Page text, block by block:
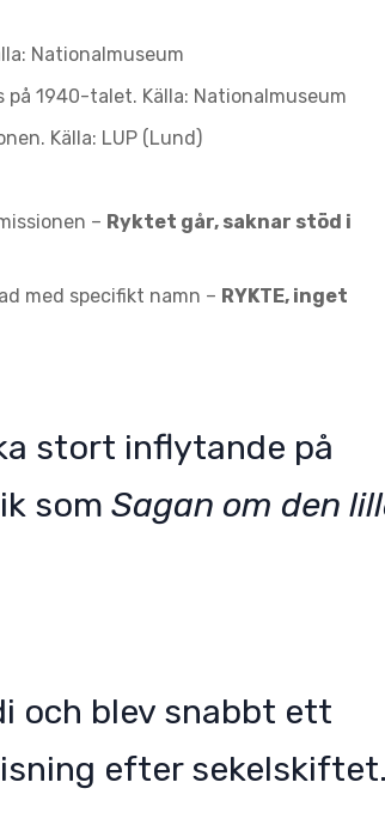
Nationalmuseum
1940-talet. Källa: Nationalmuseum
Källa: LUP (Lund)
– Ryktet går, saknar stöd i
med specifikt namn – RYKTE, inget
stort inflytande på
somSagan om den
och blev snabbt ett
efter